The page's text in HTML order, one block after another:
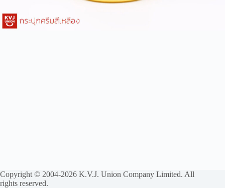
Copyright © 2004-2026 K.V.J. Union Company Limited. All
rights reserved.